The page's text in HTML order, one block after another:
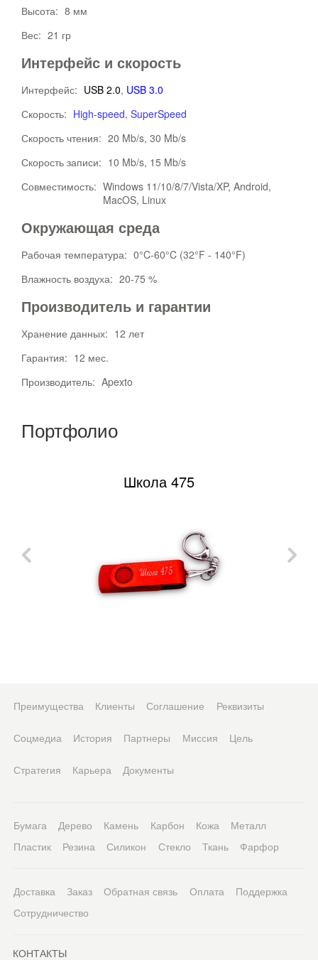
Высота: 8 мм
Вес: 21 гр
Интерфейс и скорость
Интерфейс: USB 2.0, USB 3.0
Скорость: High-speed, SuperSpeed
Скорость чтения: 20 Mb/s, 30 Mb/s
Скорость записи: 10 Mb/s, 15 Mb/s
Совместимость: Windows 11/10/8/7/Vista/XP, Android,
MacOS, Linux
Окружающая среда
Рабочая температура: 0°C-60°C (32°F - 140°F)
Влажность воздуха: 20-75 %
Производитель и гарантии
Хранение данных: 12 лет
Гарантия: 12 мес.
Производитель: Apexto
Портфолио
Школа 475
Преимущества Клиенты Соглашение Реквизиты
Соцмедиа История Партнеры Миссия Цель
Стратегия Карьера Документы
Бумага Дерево Камень Карбон Кожа
Металл
Пластик
Резина Силикон Стекло Ткань Фарфор
Доставка Заказ Обратная связь Оплата
Поддержка
Сотрудничество
КОНТАКТЫ